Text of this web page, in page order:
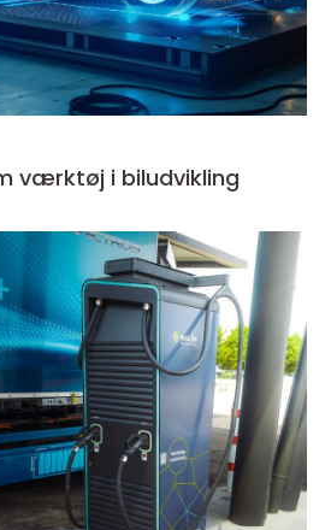
værktøj i biludvikling